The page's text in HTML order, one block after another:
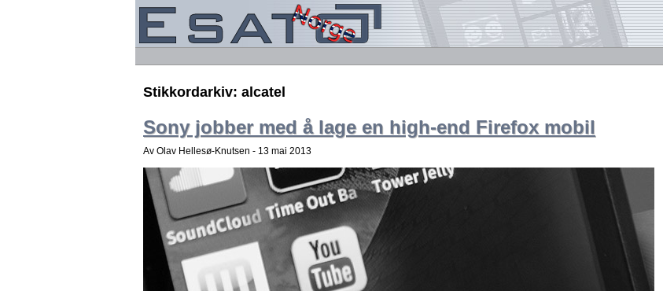
Stikkordarkiv: alcatel
Sony jobber med å lage en high-end Firefox mobil
Av Olav Hellesø-Knutsen - 13 mai 2013